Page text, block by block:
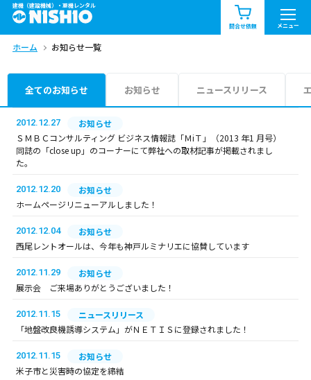
建機（建設機械）・重機レンタル
問合せ依頼 メニュー
商品一覧 お知らせ一覧
問合せ依頼リスト
エリア情報を見る
中部 関西 中国・四国
九州・沖縄（外部）
ホーム お知らせ一覧
全てのお知らせ お知らせ ニュースリリース
2012.12.27
お知らせ
ＳＭＢＣコンサルティング ビジネス情報誌「ＭiＴ」（2013 年1 月号）
同誌の「close up」のコーナーにて弊社への取材記事が掲載されまし
た。
2012.12.20
お知らせ
ホームページリニューアルしました！
2012.12.04
お知らせ
西尾レントオールは、今年も神戸ルミナリエに協賛しています
2012.11.29
お知らせ
展示会 ご来場ありがとうございました！
2012.11.15
ニュースリリース
「地盤改良機誘導システム」がＮＥＴＩＳに登録されました！
2012.11.15
お知らせ
米子市と災害時の協定を締結